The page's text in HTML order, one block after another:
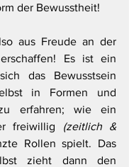
der Bewusstheit!
aus Freude an der
Es ist ein
das Bewusstsein
in Formen und
erfahren; wie ein
freiwillig (zeitlich &
Rollen spielt. Das
zieht dann den